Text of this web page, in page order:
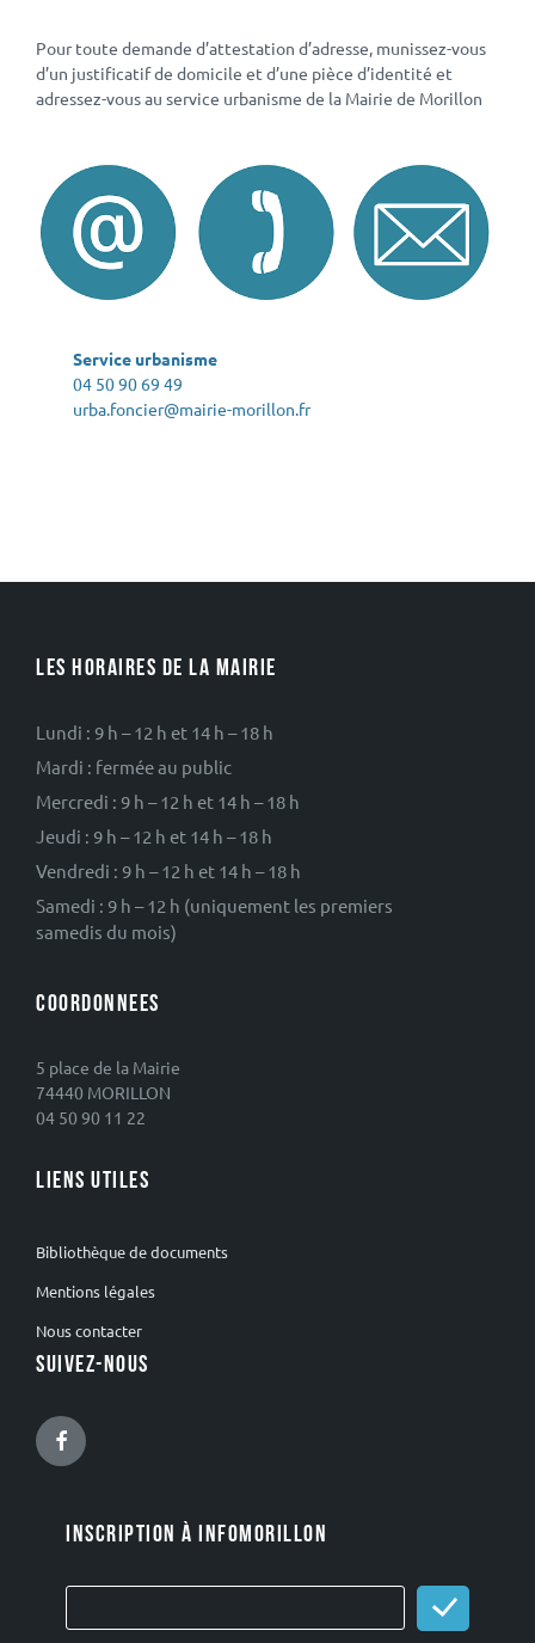
Pour toute demande d’attestation d’adresse, munissez-vous
d’un justificatif de domicile et d’une pièce d’identité et
adressez-vous au service urbanisme de la Mairie de Morillon
Service urbanisme
04 50 90 69 49
urba.foncier@mairie-morillon.fr
LES HORAIRES DE LA MAIRIE
Lundi : 9 h – 12 h et 14 h – 18 h
Mardi : fermée au public
Mercredi : 9 h – 12 h et 14 h – 18 h
Jeudi : 9 h – 12 h et 14 h – 18 h
Vendredi : 9 h – 12 h et 14 h – 18 h
Samedi : 9 h – 12 h (uniquement les premiers
samedis du mois)
COORDONNEES
5 place de la Mairie
74440 MORILLON
04 50 90 11 22
LIENS UTILES
Bibliothèque de documents
Mentions légales
Nous contacter
SUIVEZ-NOUS
Facebook
INSCRIPTION À INFOMORILLON